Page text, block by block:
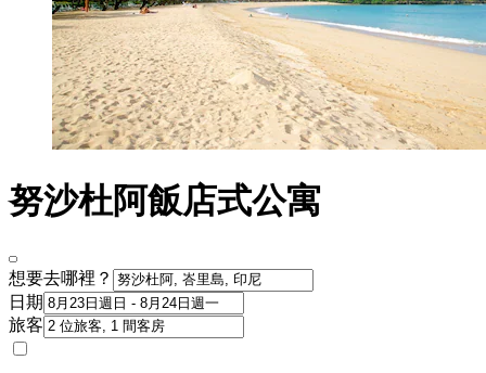
努沙杜阿飯店式公寓
想要去哪裡？
日期
旅客